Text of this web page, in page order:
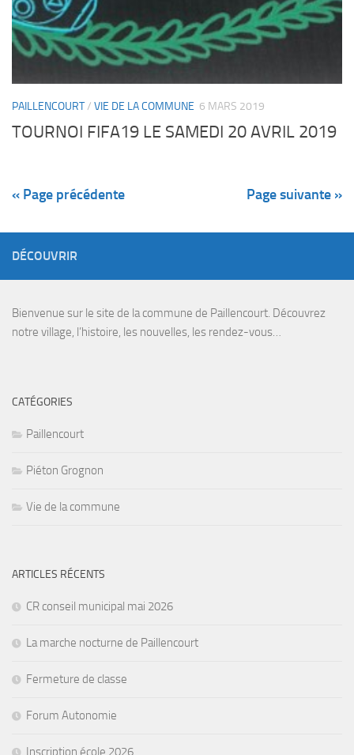
PAILLENCOURT/ VIE DE LA COMMUNE 6 MARS 2019
TOURNOI FIFA19 LE SAMEDI 20 AVRIL 2019
« Page précédente Page suivante »
DÉCOUVRIR
Bienvenue sur le site de la commune de Paillencourt. Découvrez
notre village, l’histoire, les nouvelles, les rendez-vous…
CATÉGORIES
Paillencourt
Piéton Grognon
Vie de la commune
ARTICLES RÉCENTS
CR conseil municipal mai 2026
La marche nocturne de Paillencourt
Fermeture de classe
Forum Autonomie
Inscription école 2026